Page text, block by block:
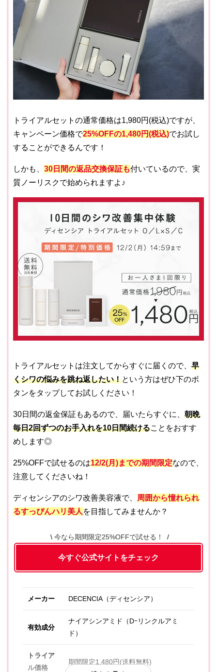
トライアルセットの通常価格は1,980円(税込)ですが、
キャンペーン価格で25%OFFの1,480円(税込)でお試し
することができるんです！
しかも、 30日間の返品交換保証も付いているので、実
質ノーリスクで始められますよ♪
トライアルセットは注文してからすぐに届くので、 早
くシワの悩みを跳ね返したい！という方はぜひ下のボ
タンをタップしてお試しください！
30日間の返金保証もあるので、届いたらすぐに、 朝晩
毎日2回ずつのお手入れを10日間続けることをおすす
めします◎
25%OFFで試せるのは12/2(月)までの期間限定なので、
注意してくださいね！
ディセンシアのシワ改善美容液で、
周囲から憧れられ
るすっぴんハリ美人 を目指してみませんか？
今なら期間限定25%OFFで試せる！
今すぐ公式サイトをチェック
メーカー DECENCIA（ディセンシア）
有効成分
ナイアシンアミド（Dｰリンクルアミ
ド）
トライア
ル価格
期間限定1,480円(送料無料)